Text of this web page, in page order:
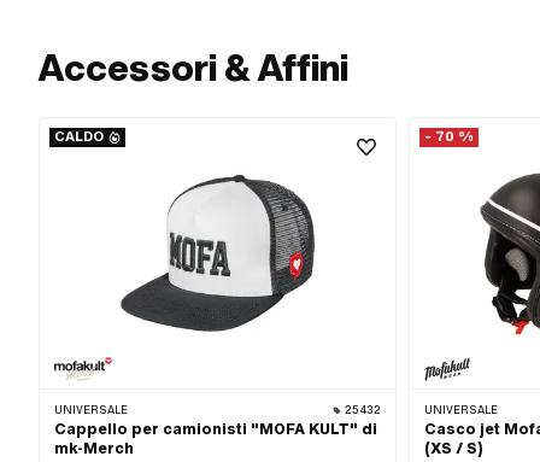
Accessori & Affini
CALDO
UNIVERSALE 25432
Cappello per camionisti "MOFA KULT" di
mk-Merch
- 70 %
UNIVERSALE
Casco jet
(XS / S)